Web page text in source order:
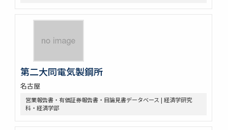
第二大同電気製鋼所
名古屋
営業報告書・有価証券報告書・目論見書データベース | 経済学研究
科・経済学部